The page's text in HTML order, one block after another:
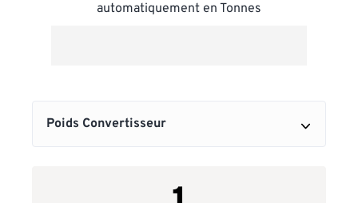
automatiquement en Tonnes